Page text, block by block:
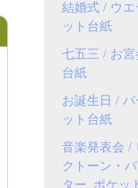
結婚式 / ウ
ット台紙
七五三 / お
台紙
お誕生日 /
ット台紙
音楽発表会 /
クトーン・
ター_ポケッ